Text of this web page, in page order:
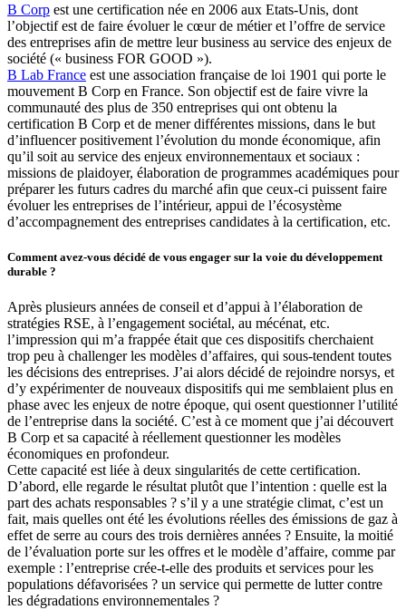
B Corp est une certification née en 2006 aux Etats-Unis, dont
l’objectif est de faire évoluer le cœur de métier et l’offre de service
des entreprises afin de mettre leur business au service des enjeux de
société (« business FOR GOOD »).
B Lab France est une association française de loi 1901 qui porte le
mouvement B Corp en France. Son objectif est de faire vivre la
communauté des plus de 350 entreprises qui ont obtenu la
certification B Corp et de mener différentes missions, dans le but
d’influencer positivement l’évolution du monde économique, afin
qu’il soit au service des enjeux environnementaux et sociaux :
missions de plaidoyer, élaboration de programmes académiques pour
préparer les futurs cadres du marché afin que ceux-ci puissent faire
évoluer les entreprises de l’intérieur, appui de l’écosystème
d’accompagnement des entreprises candidates à la certification, etc.
Comment avez-vous décidé de vous engager sur la voie du développement
durable ?
Après plusieurs années de conseil et d’appui à l’élaboration de
stratégies RSE, à l’engagement sociétal, au mécénat, etc.
l’impression qui m’a frappée était que ces dispositifs cherchaient
trop peu à challenger les modèles d’affaires, qui sous-tendent toutes
les décisions des entreprises. J’ai alors décidé de rejoindre norsys, et
d’y expérimenter de nouveaux dispositifs qui me semblaient plus en
phase avec les enjeux de notre époque, qui osent questionner l’utilité
de l’entreprise dans la société. C’est à ce moment que j’ai découvert
B Corp et sa capacité à réellement questionner les modèles
économiques en profondeur.
Cette capacité est liée à deux singularités de cette certification.
D’abord, elle regarde le résultat plutôt que l’intention : quelle est la
part des achats responsables ? s’il y a une stratégie climat, c’est un
fait, mais quelles ont été les évolutions réelles des émissions de gaz à
effet de serre au cours des trois dernières années ? Ensuite, la moitié
de l’évaluation porte sur les offres et le modèle d’affaire, comme par
exemple : l’entreprise crée-t-elle des produits et services pour les
populations défavorisées ? un service qui permette de lutter contre
les dégradations environnementales ?